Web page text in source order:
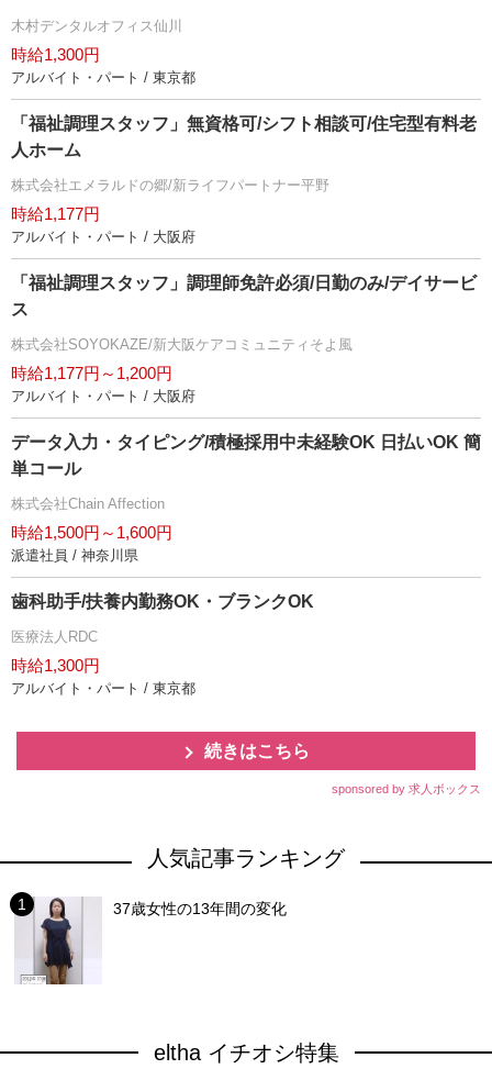
木村デンタルオフィス仙川
時給1,300円
アルバイト・パート / 東京都
「福祉調理スタッフ」無資格可/シフト相談可/住宅型有料老
人ホーム
株式会社エメラルドの郷/新ライフパートナー平野
時給1,177円
アルバイト・パート / 大阪府
「福祉調理スタッフ」調理師免許必須/日勤のみ/デイサービ
ス
株式会社SOYOKAZE/新大阪ケアコミュニティそよ風
時給1,177円～1,200円
アルバイト・パート / 大阪府
データ入力・タイピング/積極採用中未経験OK 日払いOK 簡
単コール
株式会社Chain Affection
時給1,500円～1,600円
派遣社員 / 神奈川県
歯科助手/扶養内勤務OK・ブランクOK
医療法人RDC
時給1,300円
アルバイト・パート / 東京都
続きはこちら
sponsored by 求人ボックス
人気記事ランキング
37歳女性の13年間の変化
eltha イチオシ特集